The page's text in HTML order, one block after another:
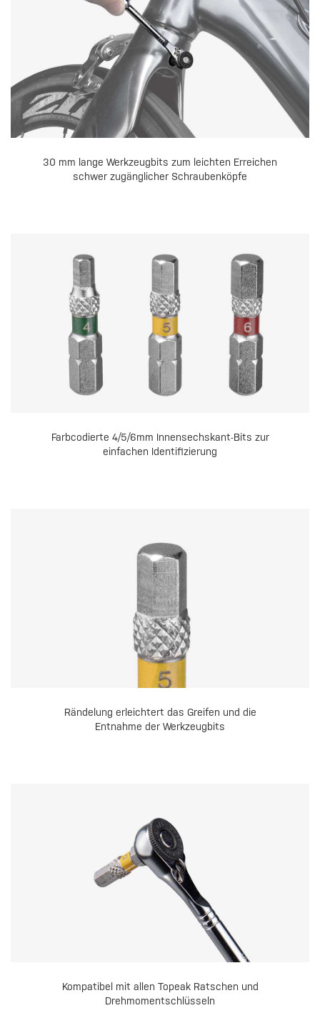
30 mm lange Werkzeugbits zum leichten Erreichen
schwer zugänglicher Schraubenköpfe
Farbcodierte 4/5/6mm Innensechskant-Bits zur
einfachen Identifizierung
Rändelung erleichtert das Greifen und die
Entnahme der Werkzeugbits
Kompatibel mit allen Topeak Ratschen und
Drehmomentschlüsseln